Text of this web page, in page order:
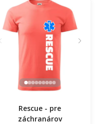
Rescue - pre
záchranárov